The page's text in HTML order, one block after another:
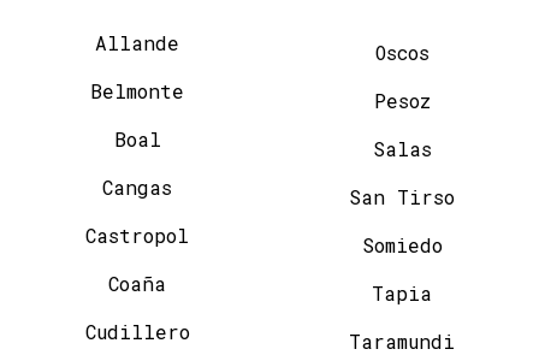
Allande
Belmonte
Boal
Cangas
Castropol
Coaña
Cudillero
Oscos
Pesoz
Salas
San Tirso
Somiedo
Tapia
Taramundi